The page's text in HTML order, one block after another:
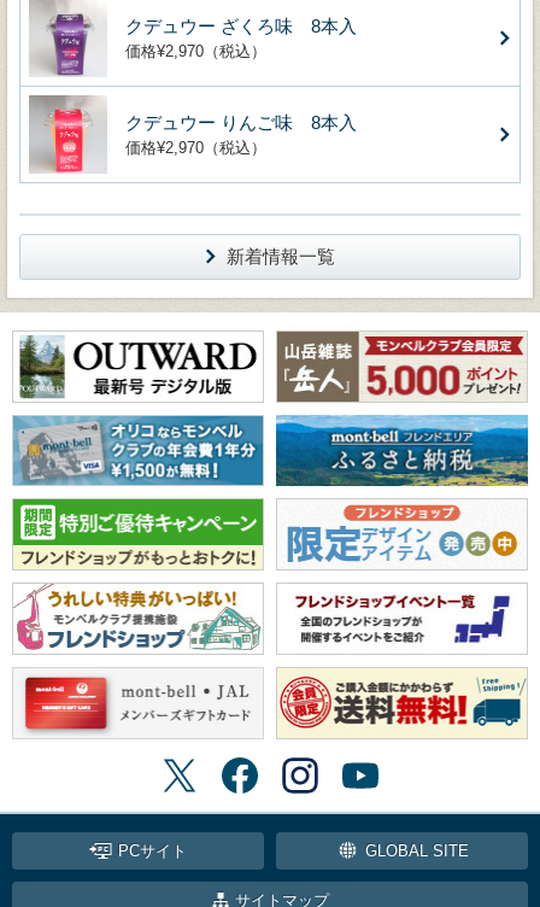
クデュウー ざくろ味 8本入
価格¥2,970（税込）
クデュウー りんご味 8本入
価格¥2,970（税込）
新着情報一覧
PCサイト GLOBAL SITE
サイトマップ